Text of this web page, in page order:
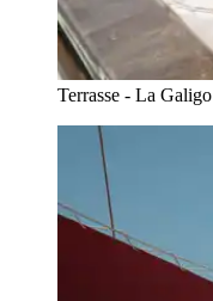
Terrasse - La Galigo